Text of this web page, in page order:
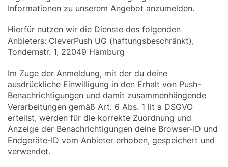
Informationen zu unserem Angebot anzumelden.
Hierfür nutzen wir die Dienste des folgenden
Anbieters: CleverPush UG (haftungsbeschränkt),
Tondernstr. 1, 22049 Hamburg
Im Zuge der Anmeldung, mit der du deine
ausdrückliche Einwilligung in den Erhalt von Push-
Benachrichtigungen und damit zusammenhängende
Verarbeitungen gemäß Art. 6 Abs. 1 lit a DSGVO
erteilst, werden für die korrekte Zuordnung und
Anzeige der Benachrichtigungen deine Browser-ID und
Endgeräte-ID vom Anbieter erhoben, gespeichert und
verwendet.